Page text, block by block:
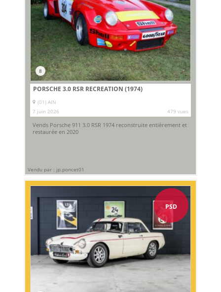
8
PORSCHE 3.0 RSR RECREATION (1974)
(01) AIN
7 juin 2026
479 vues
Vends Porsche 911 3.0 RSR 1974 reconstruite entièrement et
restaurée en 2020
Vendu par : jp.poncet01
PSD